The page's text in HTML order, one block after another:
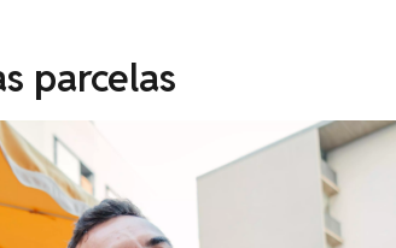
parcelas